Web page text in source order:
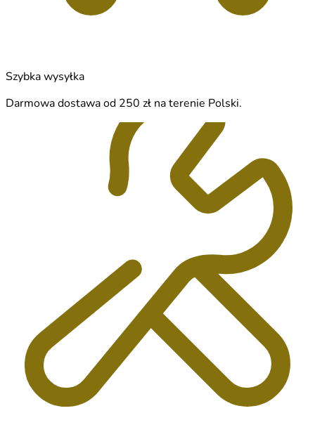
Szybka wysyłka
Darmowa dostawa od 250 zł na terenie Polski.